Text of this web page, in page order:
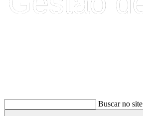
Buscar no site